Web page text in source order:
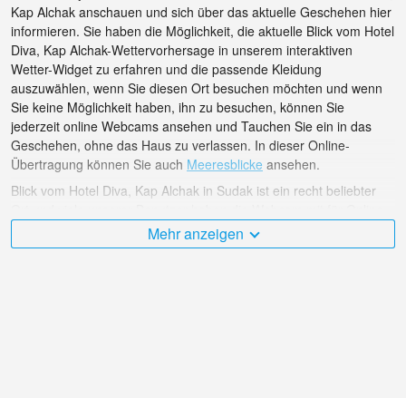
Kap Alchak anschauen und sich über das aktuelle Geschehen hier
informieren. Sie haben die Möglichkeit, die aktuelle Blick vom Hotel
Diva, Kap Alchak-Wettervorhersage in unserem interaktiven
Wetter-Widget zu erfahren und die passende Kleidung
auszuwählen, wenn Sie diesen Ort besuchen möchten und wenn
Sie keine Möglichkeit haben, ihn zu besuchen, können Sie
jederzeit online Webcams ansehen und Tauchen Sie ein in das
Geschehen, ohne das Haus zu verlassen. In dieser Online-
Übertragung können Sie auch Meeresblicke ansehen.
Blick vom Hotel Diva, Kap Alchak in Sudak ist ein recht beliebter
Übertragungen bewertet.Mehr anzeigen